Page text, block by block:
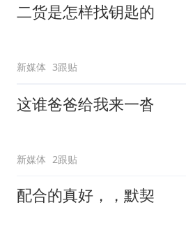
二货是怎样找钥匙的
新媒体 3跟贴
这谁爸爸给我来一沓
新媒体 2跟贴
配合的真好，，默契